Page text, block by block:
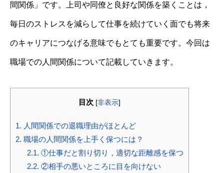
間関係」です。上司や同僚と良好な関係を築くことは，
毎日のストレスを減らして仕事を続けていく面でも将来
のキャリアにつなげる意味でもとても重要です。今回は
職場での人間関係について記載していきます。
目次 [非表示]
1. 人間関係での退職理由がほとんど
2. 職場の人間関係を上手く保つには？
2.1. ①仕事だと割り切り，適切な距離感を保つ
2.2. ②相手の悪いところに目を向けない